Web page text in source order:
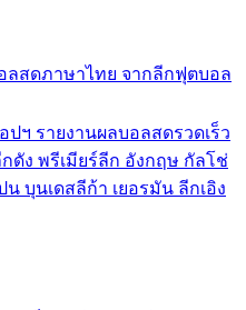
อลสดภาษาไทย จากลีกฟุตบอล
ปฯ รายงานผลบอลสดรวดเร็ว
ดัง พรีเมียร์ลีก อังกฤษ กัลโช่
น บุนเดสลีก้า เยอรมัน ลีกเอิง